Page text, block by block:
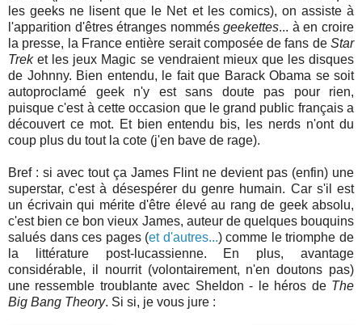
les geeks ne lisent que le Net et les comics), on assiste à
l'apparition d'êtres étranges nommésgeekettes... à en croire
la presse, la France entière serait composée de fans de Star
Treket les jeux Magic se vendraient mieux que les disques
de Johnny. Bien entendu, le fait que Barack Obama se soit
autoproclamé geek n'y est sans doute pas pour rien,
puisque c'est à cette occasion que le grand public français a
découvert ce mot. Et bien entendu bis, les nerds n'ont du
coup plus du tout la cote (j'en bave de rage).
Bref : si avec tout ça James Flint ne devient pas (enfin) une
superstar, c'est à désespérer du genre humain. Car s'il est
un écrivain qui mérite d'être élevé au rang de geek absolu,
c'est bien ce bon vieux James, auteur de quelques bouquins
salués dans ces pages (et d'autres...) comme le triomphe de
la littérature post-lucassienne. En plus, avantage
considérable, il nourrit (volontairement, n'en doutons pas)
une ressemble troublante avec Sheldon - le héros de The
Big Bang Theory. Si si, je vous jure :